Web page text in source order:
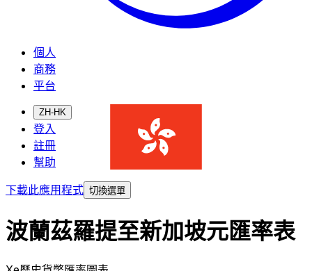
個人
商務
平台
ZH-HK
登入
註冊
幫助
下載此應用程式 切換選單
波蘭茲羅提至新加坡元匯率表